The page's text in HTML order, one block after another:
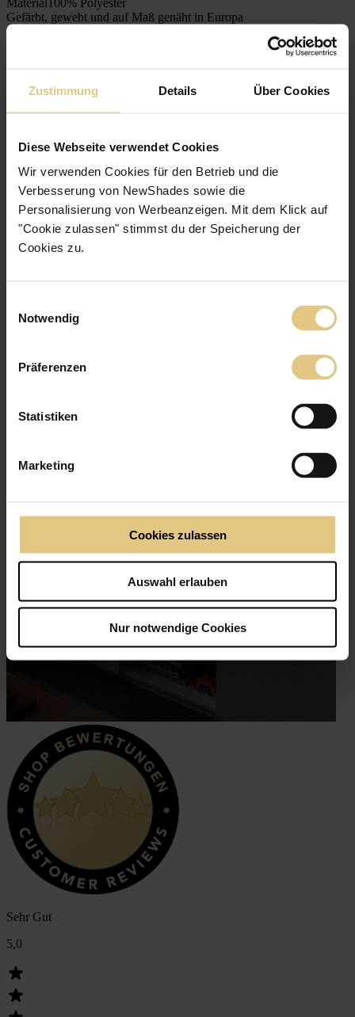
Zustimmung Details Über Cookies
Diese Webseite verwendet Cookies
Wir verwenden Cookies für den Betrieb und die
Verbesserung von NewShades sowie die
Personalisierung von Werbeanzeigen. Mit dem Klick auf
"Cookie zulassen" stimmst du der Speicherung der
Cookies zu.
Notwendig
Präferenzen
Statistiken
Marketing
Cookies zulassen
Auswahl erlauben
Nur notwendige Cookies
Gefärbt, gewebt und auf Maß genäht in Europa
Qualitätsversprechen
Kostenlose Stoffmuster
Blick hinter die Kulissen
Sehr Gut
5,0